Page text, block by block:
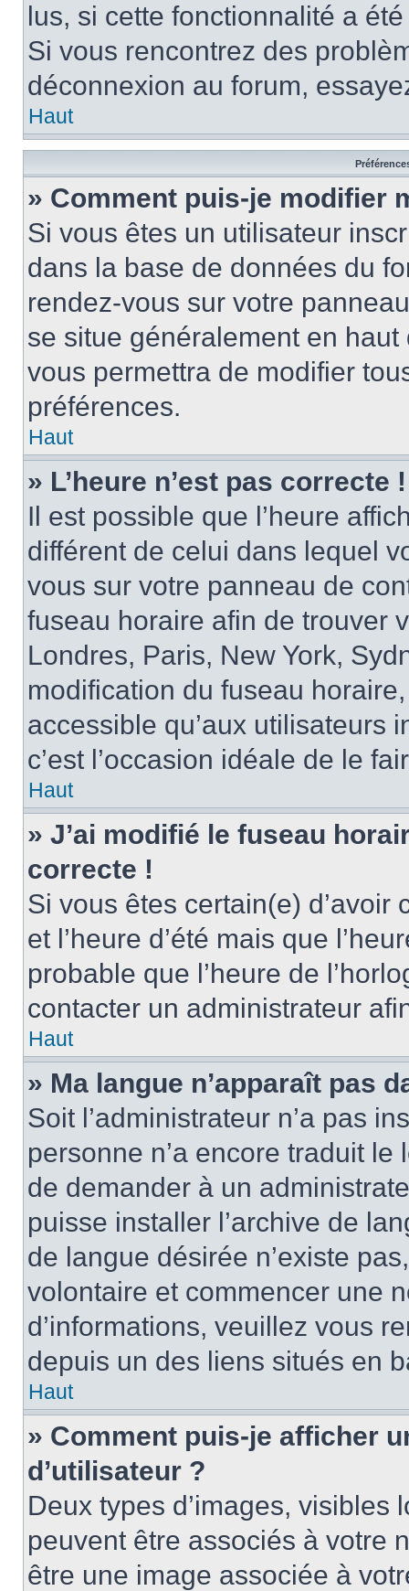
lus, si cette fonctionnalité a
Si vous rencontrez des
déconnexion au forum,
Haut
» Comment puis-je modifier
Si vous êtes un utilisateur
dans la base de données du
rendez-vous sur votre
se situe généralement en
vous permettra de modifier
préférences.
Haut
» L’heure n’est pas correcte !
Il est possible que l’heure
différent de celui dans lequel
vous sur votre panneau de
fuseau horaire afin de trouver
Londres, Paris, New York,
modification du fuseau
accessible qu’aux utilisateurs
c’est l’occasion idéale de le
Haut
» J’ai modifié le fuseau
correcte !
Si vous êtes certain(e)
et l’heure d’été mais que
probable que l’heure de
contacter un administrateur
Haut
» Ma langue n’apparaît pas
Soit l’administrateur n’a pas
personne n’a encore traduit
de demander à un
puisse installer l’archive de
de langue désirée n’existe
volontaire et commencer une
d’informations, veuillez vous
depuis un des liens situés en
Haut
» Comment puis-je afficher
d’utilisateur ?
Deux types d’images,
peuvent être associés à votre
être une image associée à